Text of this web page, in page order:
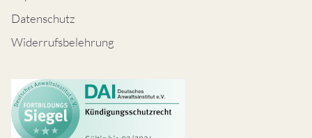
Datenschutz
Widerrufsbelehrung